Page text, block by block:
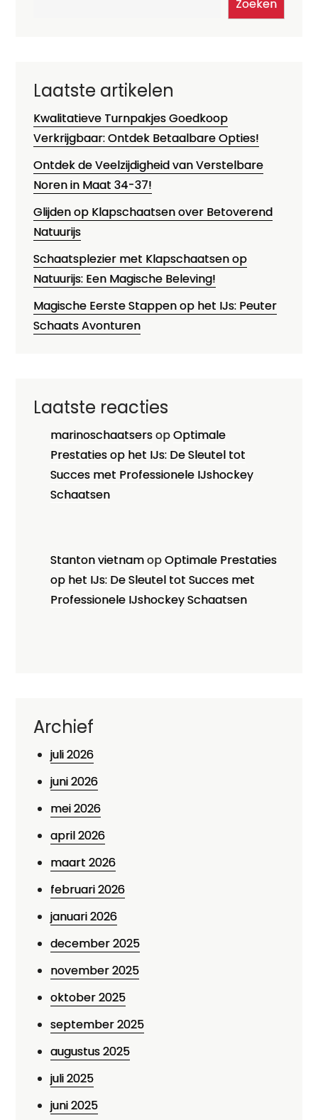
Zoeken
Laatste artikelen
Kwalitatieve Turnpakjes Goedkoop
Verkrijgbaar: Ontdek Betaalbare Opties!
Ontdek de Veelzijdigheid van Verstelbare
Noren in Maat 34-37!
Glijden op Klapschaatsen over Betoverend
Natuurijs
Schaatsplezier met Klapschaatsen op
Natuurijs: Een Magische Beleving!
Magische Eerste Stappen op het IJs: Peuter
Schaats Avonturen
Laatste reacties
marinoschaatsersopOptimale
Prestaties op het IJs: De Sleutel tot
Succes met Professionele IJshockey
Schaatsen
Stanton vietnamopOptimale Prestaties
op het IJs: De Sleutel tot Succes met
Professionele IJshockey Schaatsen
Archief
juli 2026
juni 2026
mei 2026
april 2026
maart 2026
februari 2026
januari 2026
december 2025
november 2025
oktober 2025
september 2025
augustus 2025
juli 2025
juni 2025